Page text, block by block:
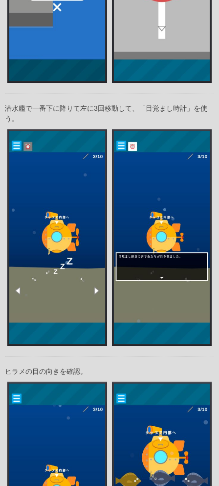
潜水艦で一番下に降りて左に3回移動して、「目覚まし時計」を使
う。
ヒラメの目の向きを確認。